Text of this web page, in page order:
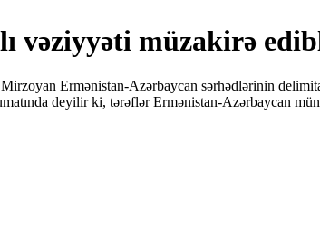
vəziyyəti müzakirə
Ermənistan-Azərbaycan sərhədlərinin
deyilir ki, tərəflər Ermənistan-Azərbaycan